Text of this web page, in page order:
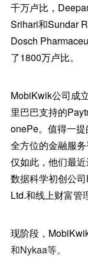
千万卢比，
Srihari和Sundar
Dosch
了1800万卢比。
MobiKwik公司成
里巴巴支持的
onePe。值得一
全方位的金融服
仅如此，他们最
数据科学初创公
Ltd.和线上财富管
现阶段，
和Nykaa等。